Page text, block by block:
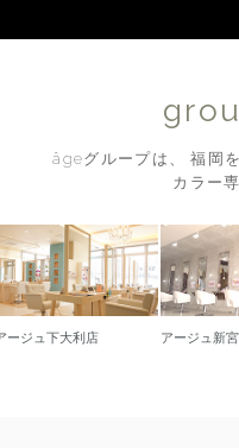
âgeグループは、 福岡
カラー
大利店 アージュ新宮店